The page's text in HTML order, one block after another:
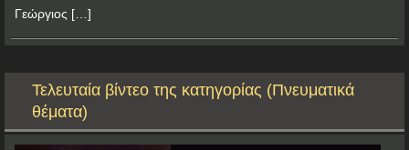
Γεώργιος […]
Τελευταία βίντεο της κατηγορίας (Πνευματικά
θέματα)